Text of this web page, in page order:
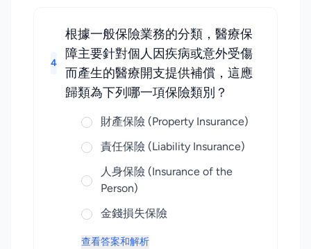
4
根據一般保險業務的分類，醫療保
障主要針對個人因疾病或意外受傷
而產生的醫療開支提供補償，這應
歸類為下列哪一項保險類別？
財產保險 (Property Insurance)
責任保險 (Liability Insurance)
人身保險 (Insurance of the
Person)
金錢損失保險
查看答案和解析